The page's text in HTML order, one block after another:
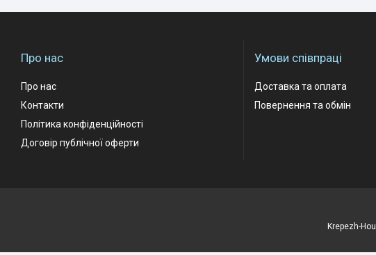
Про нас
Про нас
Контакти
Політика конфіденційності
Договір публічної оферти
Умови співпраці
Доставка та оплата
Повернення та обмін